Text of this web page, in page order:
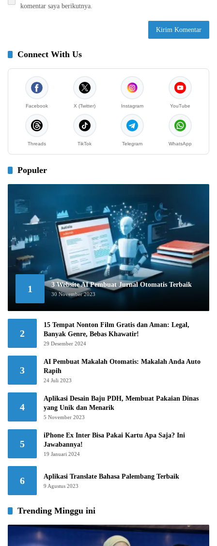
komentar saya berikutnya.
Connect With Us
Facebook X (Twitter) Instagram YouTube
Threads TikTok Telegram WhatsApp
Populer
1 3 Website AI Pembuat Jurnal Otomatis Terbaik
30 November 2023
2
15 Tempat Nonton Film Gratis dan Aman: Legal,
Banyak Genre, Bebas Khawatir!
29 Desember 2024
3
AI Pembuat Makalah Otomatis: Makalah Anda Auto
Rapih
24 Juli 2023
4
Aplikasi Desain Baju PDH, Membuat Pakaian Dinas
yang Unik dan Menarik
5 November 2023
5
iPhone Ex Inter Bisa Pakai Kartu Apa Saja? Ini
Jawabannya!
19 Januari 2024
6 Aplikasi Translate Bahasa Palembang Terbaik
9 Agustus 2023
Trending Minggu ini